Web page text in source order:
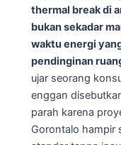
thermal break di
bukan sekadar
waktu energi
pendinginan
ujar seorang
enggan
parah karena
Gorontalo hampir